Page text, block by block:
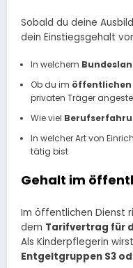
Sobald du deine
dein Einstiegsgehalt
In welchem
Ob du im öffentlichen
privaten Träger
Wie viel
In welcher Art von
tätig bist
Gehalt im
Im öffentlichen Dienst
dem Tarifvertrag für
Als Kinderpflegerin
Entgeltgruppen S3